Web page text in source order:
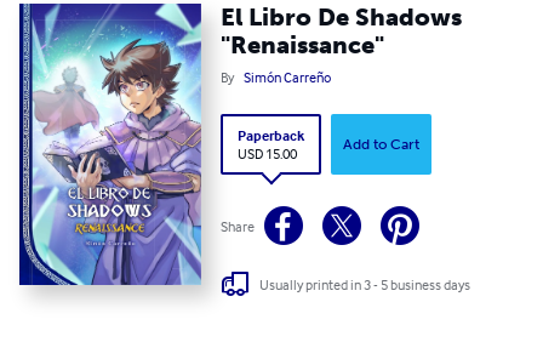
El Libro De Shadows
"Renaissance"
By Simón Carreño
Paperback
USD 15.00
Add to Cart
Share
Usually printed in 3 - 5 business days